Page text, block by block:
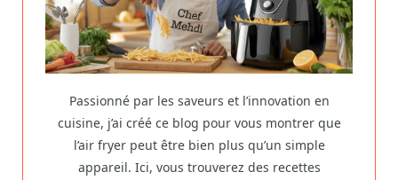
Passionné par les saveurs et l’innovation en
cuisine, j’ai créé ce blog pour vous montrer que
l’air fryer peut être bien plus qu’un simple
appareil. Ici, vous trouverez des recettes